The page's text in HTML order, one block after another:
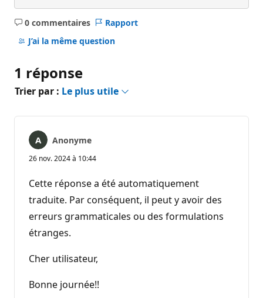
0 commentaires
Aucun
commentaire
Rapport
J’ai la même question
1 réponse
Trier par : Le plus utile
Anonyme
26 nov. 2024 à 10:44
Cette réponse a été automatiquement
traduite. Par conséquent, il peut y avoir des
erreurs grammaticales ou des formulations
étranges.
Cher utilisateur,
Bonne journée!!